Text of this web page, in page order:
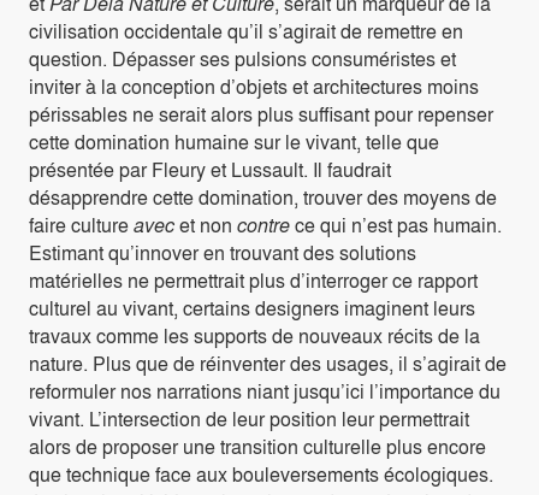
civilisation occidentale qu’il s’agirait de remettre en
question. Dépasser ses pulsions consuméristes et
inviter à la conception d’objets et architectures moins
périssables ne serait alors plus suffisant pour repenser
cette domination humaine sur le vivant, telle que
présentée par Fleury et Lussault. Il faudrait
désapprendre cette domination, trouver des moyens de
faire cultureavecet non contrece qui n’est pas humain.
Estimant qu’innover en trouvant des solutions
matérielles ne permettrait plus d’interroger ce rapport
culturel au vivant, certains designers imaginent leurs
travaux comme les supports de nouveaux récits de la
nature. Plus que de réinventer des usages, il s’agirait de
reformuler nos narrations niant jusqu’ici l’importance du
vivant. L’intersection de leur position leur permettrait
alors de proposer une transition culturelle plus encore
que technique face aux bouleversements écologiques.